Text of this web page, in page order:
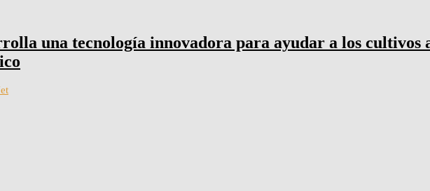
una tecnología innovadora para ayudar a los cultivos